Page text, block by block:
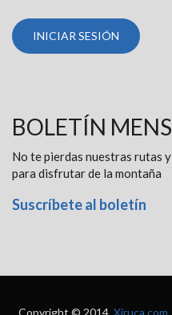
BOLETÍN
No te pierdas nuestras rutas
para disfrutar de la montaña
Suscríbete al boletín